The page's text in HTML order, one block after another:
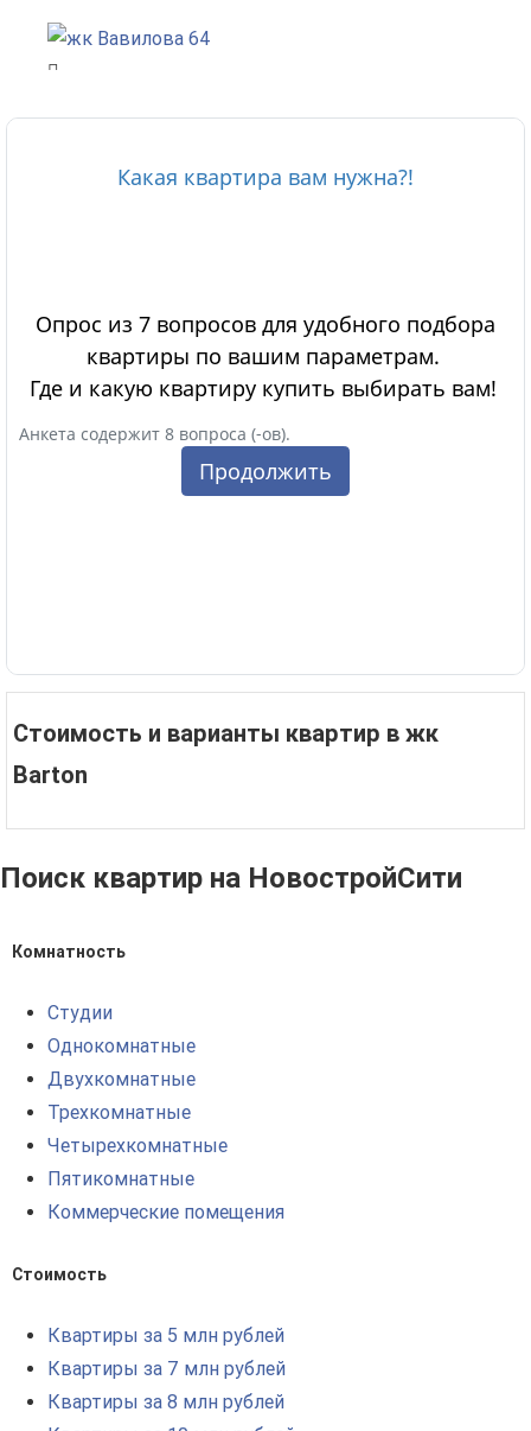
Стоимость и варианты квартир в жк
Barton
Поиск квартир на НовостройСити
Комнатность
Студии
Однокомнатные
Двухкомнатные
Трехкомнатные
Четырехкомнатные
Пятикомнатные
Коммерческие помещения
Стоимость
Квартиры за 5 млн рублей
Квартиры за 7 млн рублей
Квартиры за 8 млн рублей